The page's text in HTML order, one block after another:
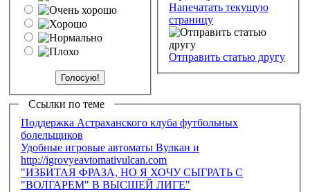
Напечатать текущую
страницу
Отправить статью другу
Ссылки по теме
Поддержка Астраханского клуба футбольных
болельщиков
Удобные игровые автоматы Вулкан и
http://igrovyeavtomativulcan.com
"ИЗБИТАЯ ФРАЗА, НО Я ХОЧУ СЫГРАТЬ С
"ВОЛГАРЕМ" В ВЫСШЕЙ ЛИГЕ"